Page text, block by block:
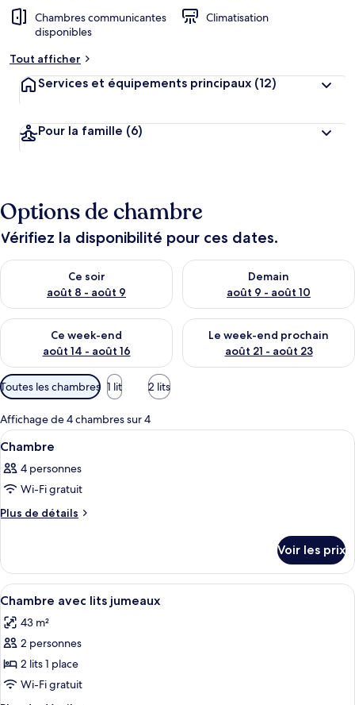
Chambres communicantes
disponibles
Climatisation
Tout afficher
Services et équipements principaux (12)
Pour la famille (6)
Options de chambre
Vérifiez la disponibilité pour ces dates.
Ce soir
août 8 - août 9
Vérifier la disponibilité pour ce soir août 8 - août 9
Demain
août 9 - août 10
Vérifier la disponibilité pour
Ce week-end
août 14 - août 16
Vérifier la disponibilité pour ce week-end août 14 - août 16
Le week-end prochain
août 21 - août 23
Vérifier la disponibilité pour
Filtres
disponibles
pour
les
chambres
Toutes les chambres 1 lit 2 lits
Affichage de 4 chambres sur 4
Afficher
toutes
les
photos
pour
de
chambre :
Chambre
Coffres-forts dans les chambres,
1
Chambre
4 personnes
Wi-Fi gratuit
Plus de détails
Plus
le
type
de
Chambre
Voir les prix
Afficher
toutes
les
photos
pour
ce
Une chambre d’hôtel avec deux lits,
4
Chambre avec lits jumeaux
43 m²
2 personnes
2 lits 1 place
Wi-Fi gratuit